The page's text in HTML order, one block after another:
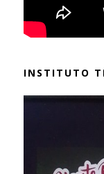
INSTITUTO